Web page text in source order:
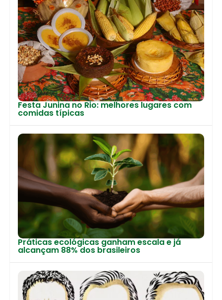
Festa Junina no Rio: melhores lugares com
comidas típicas
Práticas ecológicas ganham escala e já
alcançam 88% dos brasileiros